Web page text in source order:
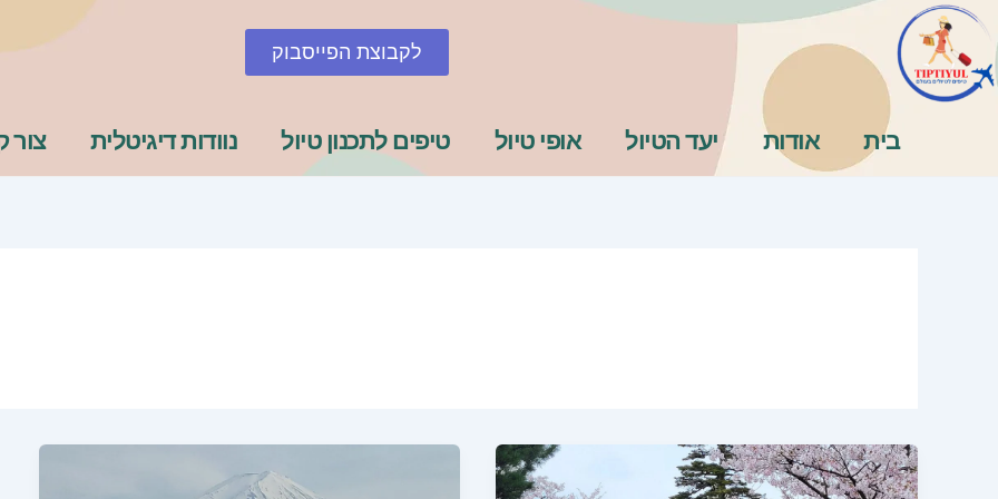
דילוג
לתוכן
לקבוצת הפייסבוק
בית אודות יעד הטיול אופי טיול טיפים לתכנון טיול נוודות דיגיטלית צור